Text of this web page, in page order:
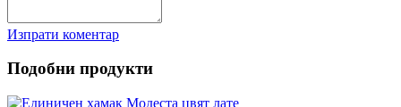
Изпрати коментар
Подобни продукти